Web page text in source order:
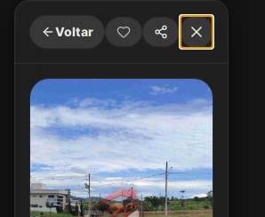
Voltar